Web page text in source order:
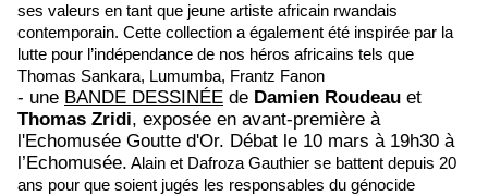
ses valeurs en tant que jeune artiste africain rwandais
contemporain. Cette collection a également été inspirée par la
lutte pour l’indépendance de nos héros africains tels que
Thomas Sankara, Lumumba, Frantz Fanon
- une BANDE DESSINÉE de Damien Roudeau et
Thomas Zridi, exposée en avant-première à
l'Echomusée Goutte d'Or. Débat le 10 mars à 19h30 à
l’Echomusée. Alain et Dafroza Gauthier se battent depuis 20
ans pour que soient jugés les responsables du génocide